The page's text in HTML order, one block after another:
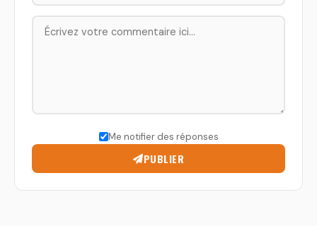
Me notifier des réponses
PUBLIER